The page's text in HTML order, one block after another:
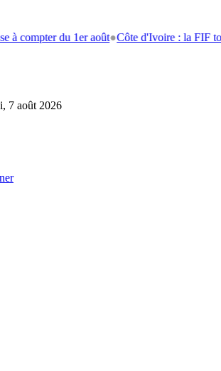
du 1er août●Côte d'Ivoire : la FIF tourne
7 août 2026